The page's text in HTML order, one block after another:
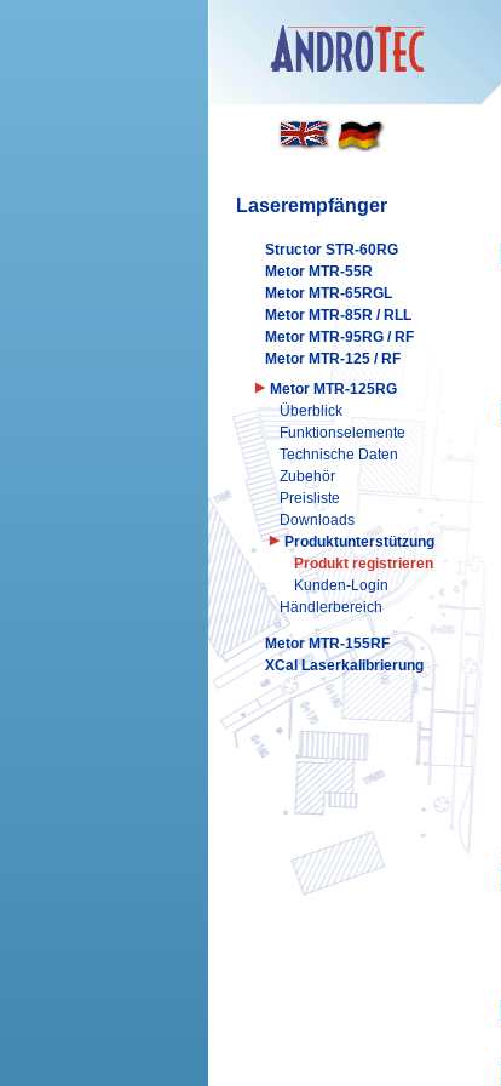
Laserempfänger
Structor STR-60RG
Metor MTR-55R
Metor MTR-65RGL
Metor MTR-85R / RLL
Metor MTR-95RG / RF
Metor MTR-125 / RF
Metor MTR-125RG
Überblick
Funktionselemente
Technische Daten
Zubehör
Preisliste
Downloads
Produktunterstützung
Produkt registrieren
Kunden-Login
Händlerbereich
Metor MTR-155RF
XCal Laserkalibrierung